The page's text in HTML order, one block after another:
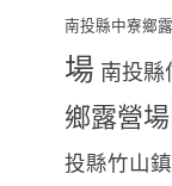
南投縣中寮鄉
場 南投縣
鄉露營場
投縣竹山